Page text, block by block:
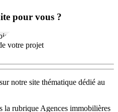
(que QuickBuy vende ou pas
en plus à des investisseurs
facturerait également des frais
d’honoraires.
événements !
pour vous ?
votre projet
notre site thématique dédié au
la rubrique Agences immobilières